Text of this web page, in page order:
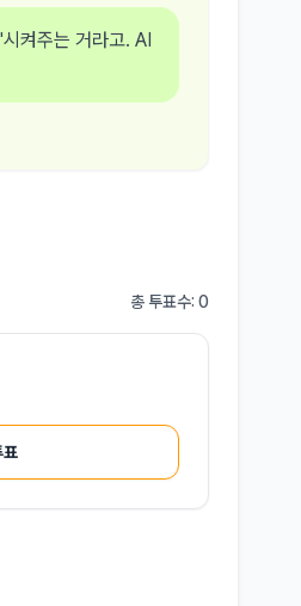
켜주는 거라고. AI
총 투표수: 0
표